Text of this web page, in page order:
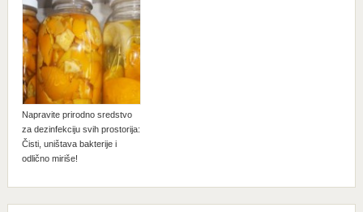
Napravite prirodno sredstvo
za dezinfekciju svih prostorija:
Čisti, uništava bakterije i
odlično miriše!